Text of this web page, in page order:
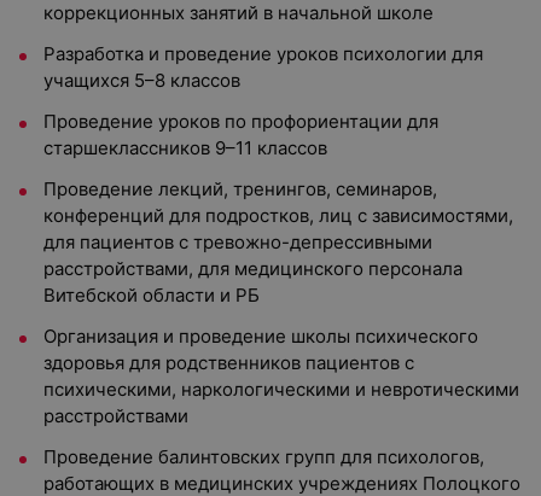
коррекционных занятий в начальной школе
Разработка и проведение уроков психологии для
учащихся 5–8 классов
Проведение уроков по профориентации для
старшеклассников 9–11 классов
Проведение лекций, тренингов, семинаров,
конференций для подростков, лиц с зависимостями,
для пациентов с тревожно-депрессивными
расстройствами, для медицинского персонала
Витебской области и РБ
Организация и проведение школы психического
здоровья для родственников пациентов с
психическими, наркологическими и невротическими
расстройствами
Проведение балинтовских групп для психологов,
работающих в медицинских учреждениях Полоцкого